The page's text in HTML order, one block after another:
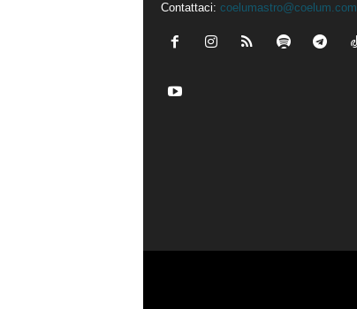
Contattaci: coelumastro@coelum.com